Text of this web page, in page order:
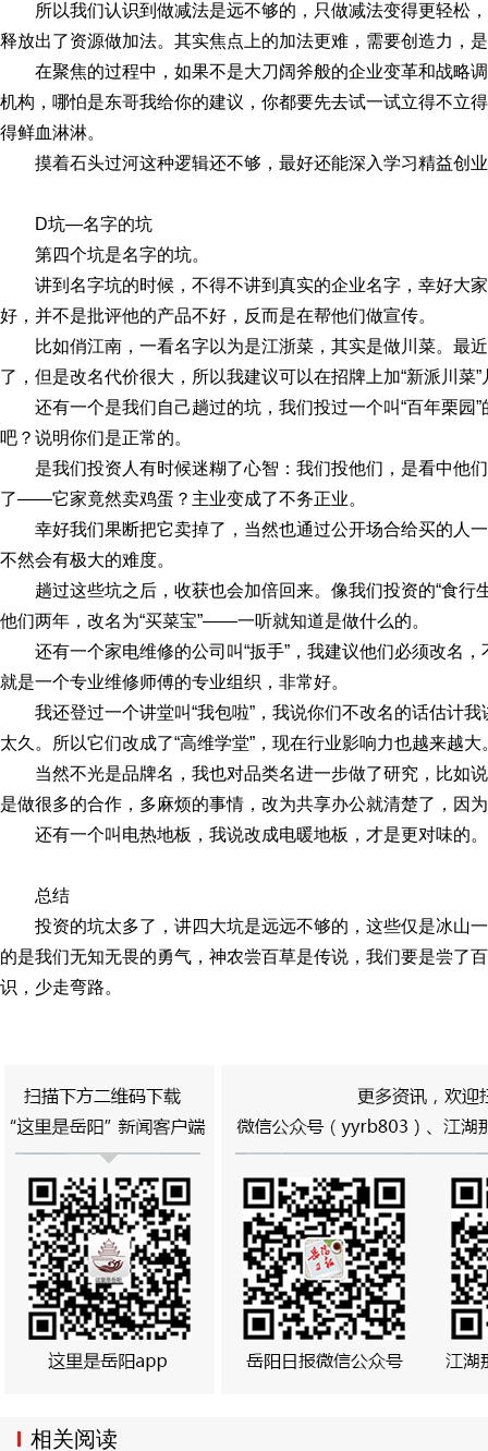
所以我们认识到做减法是远不够的，只做减法变得更轻松
释放出了资源做加法。其实焦点上的加法更难，需要创造力，
在聚焦的过程中，如果不是大刀阔斧般的企业变革和战略
机构，哪怕是东哥我给你的建议，你都要先去试一试立得不立
得鲜血淋淋。
摸着石头过河这种逻辑还不够，最好还能深入学习精益创
D坑—名字的坑
第四个坑是名字的坑。
讲到名字坑的时候，不得不讲到真实的企业名字，幸好大
好，并不是批评他的产品不好，反而是在帮他们做宣传。
比如俏江南，一看名字以为是江浙菜，其实是做川菜。最
了，但是改名代价很大，所以我建议可以在招牌上加“新派川菜
还有一个是我们自己趟过的坑，我们投过一个叫“百年栗园
吧？说明你们是正常的。
是我们投资人有时候迷糊了心智：我们投他们，是看中他
了——它家竟然卖鸡蛋？主业变成了不务正业。
幸好我们果断把它卖掉了，当然也通过公开场合给买的人
不然会有极大的难度。
趟过这些坑之后，收获也会加倍回来。像我们投资的“食行
他们两年，改名为“买菜宝”——一听就知道是做什么的。
还有一个家电维修的公司叫“扳手”，我建议他们必须改名
就是一个专业维修师傅的专业组织，非常好。
我还登过一个讲堂叫“我包啦”，我说你们不改名的话估计
太久。所以它们改成了“高维学堂”，现在行业影响力也越来越大
当然不光是品牌名，我也对品类名进一步做了研究，比如
是做很多的合作，多麻烦的事情，改为共享办公就清楚了，因
还有一个叫电热地板，我说改成电暖地板，才是更对味的
总结
投资的坑太多了，讲四大坑是远远不够的，这些仅是冰山
的是我们无知无畏的勇气，神农尝百草是传说，我们要是尝了
识，少走弯路。
相关阅读